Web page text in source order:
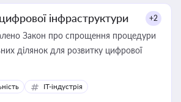
інфраструктури +2
Закон про спрощення процедури
ділянок для розвитку цифрової
IT-індустрія